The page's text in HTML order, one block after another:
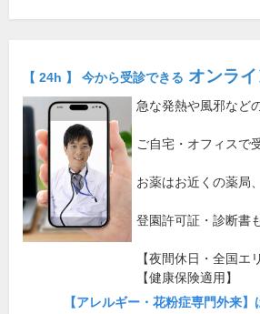
【 24h 】 今から受診できる オンラ
急な発熱や風邪など
ご自宅・オフィスで
お薬はお近くの薬局
登園許可証・診断書
【夜間休日・全国エ
【健康保険適用】
【アレルギー・花粉症専門外来】